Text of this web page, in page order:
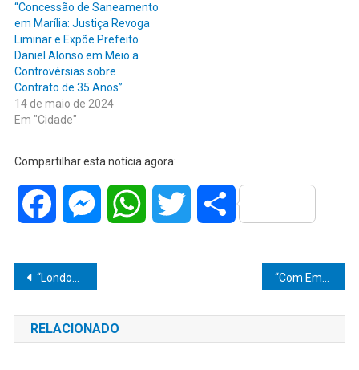
“Concessão de Saneamento
em Marília: Justiça Revoga
Liminar e Expõe Prefeito
Daniel Alonso em Meio a
Controvérsias sobre
Contrato de 35 Anos”
14 de maio de 2024
Em "Cidade"
Compartilhar esta notícia agora:
Facebook MessengerWhatsAppTwitter Share
Navegação
de
Post
“London Residence Surpreende: Pegue as Chaves Antes de Terminar de Pagar! Últimas Unidades com Parcelamento em 36 Meses!”
RELACIONADO